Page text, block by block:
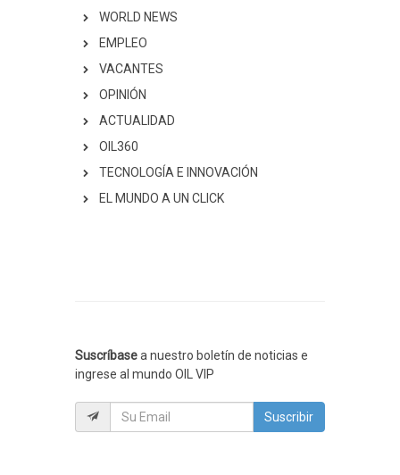
WORLD NEWS
EMPLEO
VACANTES
OPINIÓN
ACTUALIDAD
OIL360
TECNOLOGÍA E INNOVACIÓN
EL MUNDO A UN CLICK
Suscríbasea nuestro boletín de noticias e
ingrese al mundo OIL VIP
Suscribir